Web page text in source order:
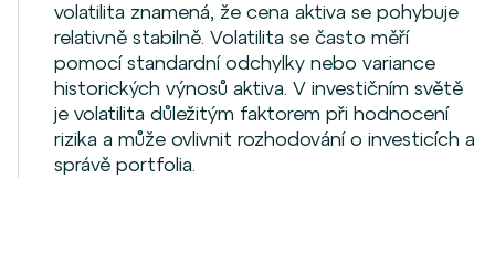
volatilita znamená, že cena aktiva se pohybuje
relativně stabilně. Volatilita se často měří
pomocí standardní odchylky nebo variance
historických výnosů aktiva. V investičním světě
je volatilita důležitým faktorem při hodnocení
rizika a může ovlivnit rozhodování o investicích a
správě portfolia.